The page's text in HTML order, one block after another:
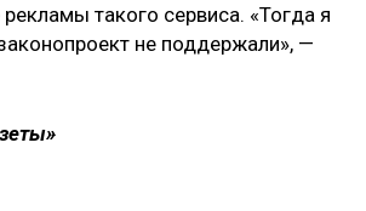
такого сервиса. «Тогда я
не поддержали», —